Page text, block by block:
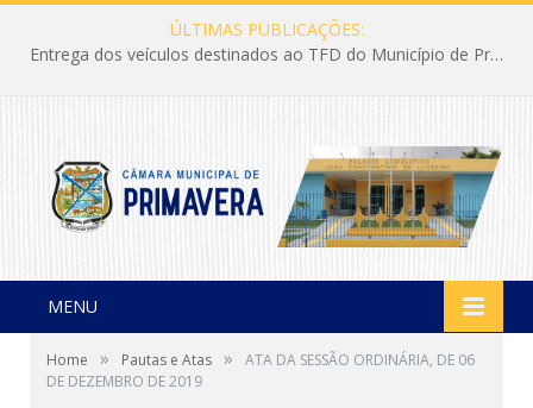
ÚLTIMAS PUBLICAÇÕES:
Entrega dos veículos destinados ao TFD do Município de Primavera
MENU
Home » Pautas e Atas »
ATA DA SESSÃO ORDINÁRIA, DE 06
DE DEZEMBRO DE 2019